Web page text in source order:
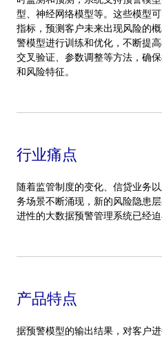
型、神经网络模型等。这些模型
指标，预测客户未来出现风险的
警模型进行训练和优化，不断提
交叉验证、参数调整等方法，确
和风险特征。
行业痛点
随着监管制度的变化、信贷业务
务场景不断涌现，新的风险隐患
进性的大数据预警管理系统已经
产品特点
据预警模型的输出结果，对客户